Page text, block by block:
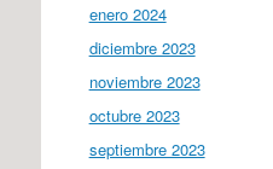
enero 2024
diciembre 2023
noviembre 2023
octubre 2023
septiembre 2023